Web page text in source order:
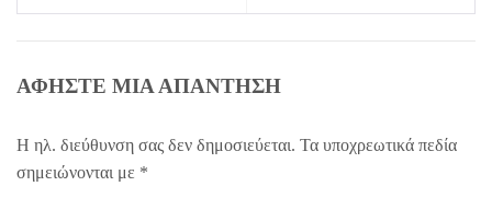
ΑΦΉΣΤΕ ΜΙΑ ΑΠΆΝΤΗΣΗ
Η ηλ. διεύθυνση σας δεν δημοσιεύεται. Τα υποχρεωτικά πεδία
σημειώνονται με *